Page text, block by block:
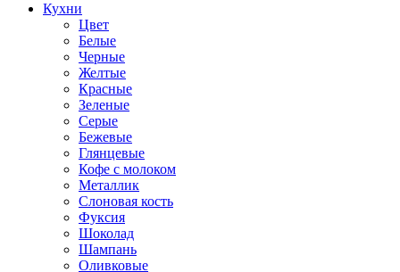
Кухни
Цвет
Белые
Черные
Желтые
Красные
Зеленые
Серые
Бежевые
Глянцевые
Кофе с молоком
Металлик
Слоновая кость
Фуксия
Шоколад
Шампань
Оливковые